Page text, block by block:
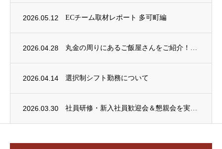
2026.05.12 ECチーム取材レポート 多可町編
2026.04.28
2026.04.14 選択制シフト勤務について
2026.03.30